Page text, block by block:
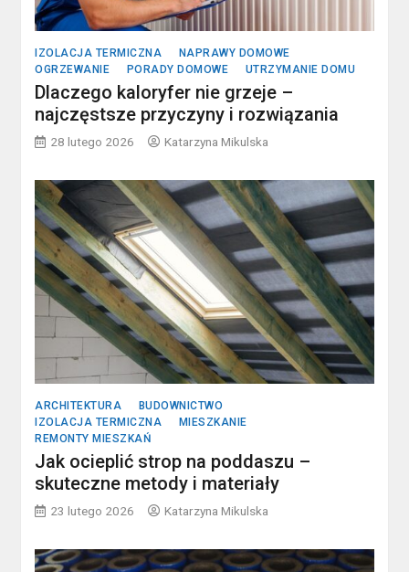
IZOLACJA TERMICZNA
NAPRAWY DOMOWE
OGRZEWANIE
PORADY DOMOWE UTRZYMANIE DOMU
Dlaczego kaloryfer nie grzeje –
najczęstsze przyczyny i rozwiązania
28 lutego 2026 Katarzyna Mikulska
ARCHITEKTURA
BUDOWNICTWO
IZOLACJA TERMICZNA
MIESZKANIE
REMONTY MIESZKAŃ
Jak ocieplić strop na poddaszu –
skuteczne metody i materiały
23 lutego 2026 Katarzyna Mikulska